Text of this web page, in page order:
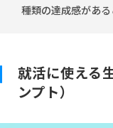
種類の達成感がある
就活に使える
ンプト）